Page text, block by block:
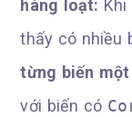
hàng loạt: Khi
thấy có nhiều
từng biến một
với biến có